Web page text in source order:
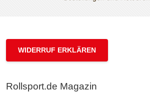
WIDERRUF ERKLÄREN
Rollsport.de Magazin